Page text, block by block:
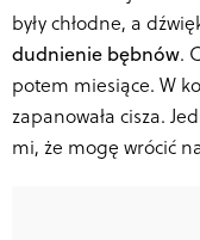
były chłodne, a
dudnienie bębnów.
potem miesiące. W
zapanowała cisza.
mi, że mogę wrócić